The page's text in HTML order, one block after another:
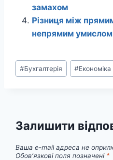
замахом
Різниця між
непрямим умислом
Позначки
запису:
#Бухгалтерія #Економіка
Залишити
Ваша e-mail адреса не
Обов’язкові поля позначені *